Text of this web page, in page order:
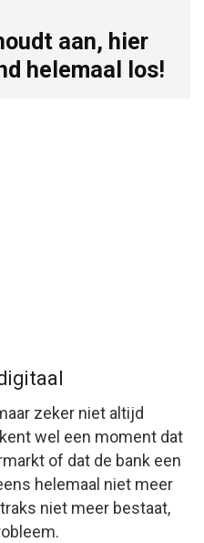
aan, hier
helemaal los!
zeker niet altijd
wel een moment dat
of dat de bank een
helemaal niet meer
niet meer bestaat,